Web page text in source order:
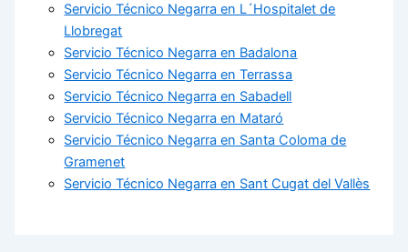
Servicio Técnico Negarra en L´Hospitalet de
Llobregat
Servicio Técnico Negarra en Badalona
Servicio Técnico Negarra en Terrassa
Servicio Técnico Negarra en Sabadell
Servicio Técnico Negarra en Mataró
Servicio Técnico Negarra en Santa Coloma de
Gramenet
Servicio Técnico Negarra en Sant Cugat del Vallès